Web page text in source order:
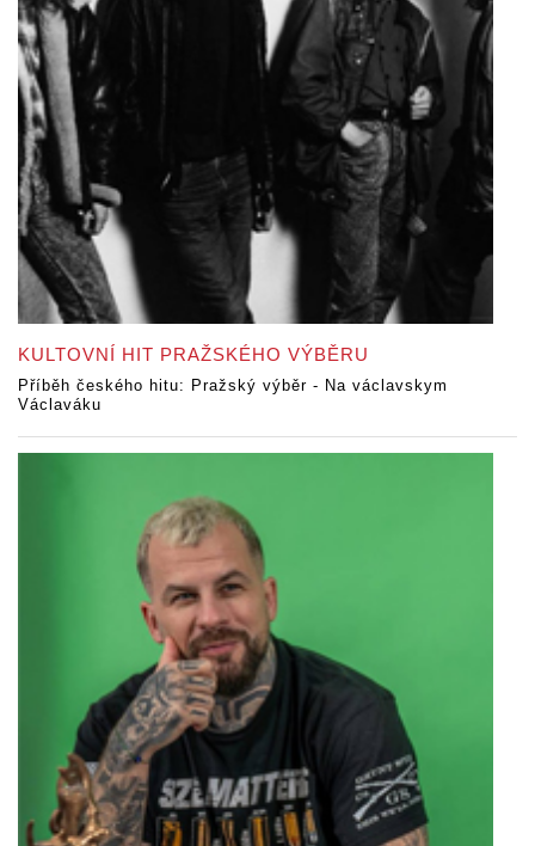
KULTOVNÍ HIT PRAŽSKÉHO VÝBĚRU
Příběh českého hitu: Pražský výběr - Na václavskym
Václaváku